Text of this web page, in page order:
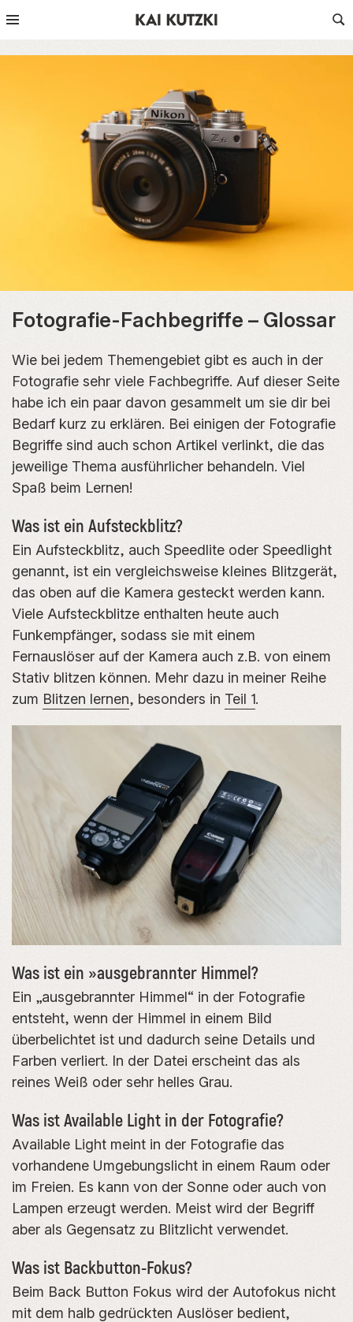
Fotografie-Fachbegriffe – Glossar
Wie bei jedem Themengebiet gibt es auch in der
Fotografie sehr viele Fachbegriffe. Auf dieser Seite
habe ich ein paar davon gesammelt um sie dir bei
Bedarf kurz zu erklären. Bei einigen der Fotografie
Begriffe sind auch schon Artikel verlinkt, die das
jeweilige Thema ausführlicher behandeln. Viel
Spaß beim Lernen!
Was ist ein Aufsteckblitz?
Ein Aufsteckblitz, auch Speedlite oder Speedlight
genannt, ist ein vergleichsweise kleines Blitzgerät,
das oben auf die Kamera gesteckt werden kann.
Viele Aufsteckblitze enthalten heute auch
Funkempfänger, sodass sie mit einem
Fernauslöser auf der Kamera auch z.B. von einem
Stativ blitzen können. Mehr dazu in meiner Reihe
zum Blitzen lernen, besonders in Teil 1.
Was ist ein »ausgebrannter Himmel?
Ein „ausgebrannter Himmel“ in der Fotografie
entsteht, wenn der Himmel in einem Bild
überbelichtet ist und dadurch seine Details und
Farben verliert. In der Datei erscheint das als
reines Weiß oder sehr helles Grau.
Was ist Available Light in der Fotografie?
Available Light meint in der Fotografie das
vorhandene Umgebungslicht in einem Raum oder
im Freien. Es kann von der Sonne oder auch von
Lampen erzeugt werden. Meist wird der Begriff
aber als Gegensatz zu Blitzlicht verwendet.
Was ist Backbutton-Fokus?
Beim Back Button Fokus wird der Autofokus nicht
mit dem halb gedrückten Auslöser bedient,